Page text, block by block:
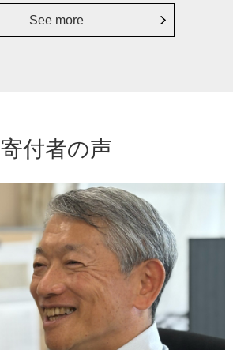
See more
寄付者の声